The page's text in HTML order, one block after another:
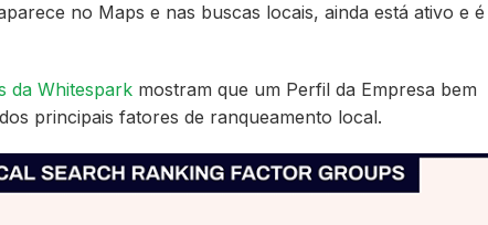
no Maps e nas buscas locais, ainda está ativo e é
da Whitespark mostram que um Perfil da Empresa bem
principais fatores de ranqueamento local.